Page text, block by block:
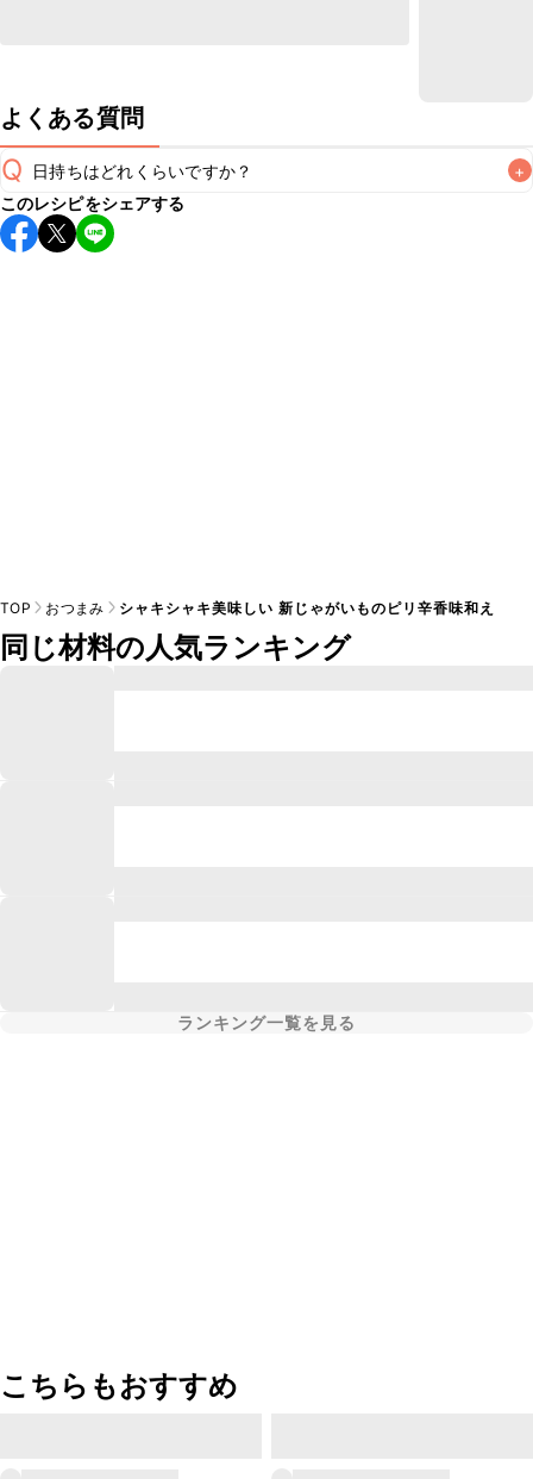
よくある質問
Q 日持ちはどれくらいですか？ +
保存期間は冷蔵で当日中が目安です。なるべくお早めにお召
し上がりください。
このレシピをシェアする
TOP おつまみ シャキシャキ美味しい 新じゃがいものピリ辛香味和え
同じ材料の人気ランキング
ランキング一覧を見る
こちらもおすすめ